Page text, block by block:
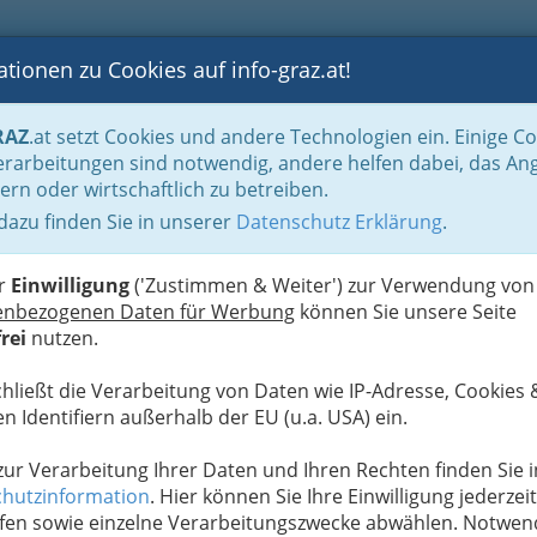
BLOGS FOTOS GASTRONOMIE BRANCHEN
zu Cookies auf info-graz.at!
.at setzt Cookies und andere Technologien ein. Einige
sind notwendig, andere helfen dabei, das
oder wirtschaftlich zu betreiben.
finden Sie in unserer Datenschutz Erklärung.
Einwilligung('Zustimmen & Weiter') zur Verwendung von
Daten für Werbung können Sie unsere Seite
nutzen.
die Verarbeitung von Daten wie IP-Adresse, Cookies
Identifiern außerhalb der EU (u.a. USA) ein.
Verarbeitung Ihrer Daten und Ihren Rechten finden Sie
. Hier können Sie Ihre Einwilligung jederzeit
sowie einzelne Verarbeitungszwecke abwählen.
Fasching - närrische Zeit Fasching Graz und Umgebung - Feste feiern in der
Fastenzeit beginnt
= der 40. [Tag]) ist der erste Tag
Auferstehung Jesu von den Toten.
(Palmsonntag bzw. 1. - 5. Fastensonntag) in
Jesus in der Wüste erinnern und sie wieder zu
vielleicht richtig und bewusst gelebt wird,